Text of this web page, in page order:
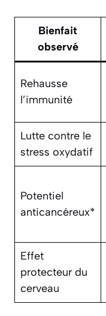
Bienfait
observé
Rehausse
l’immunité
Lutte contre le
stress oxydatif
Potentiel
anticancéreux*
Effet
protecteur du
cerveau